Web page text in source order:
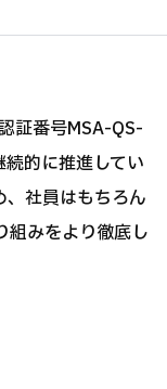
証番号MSA-QS-
的に推進してい
、社員はもちろん
組みをより徹底し